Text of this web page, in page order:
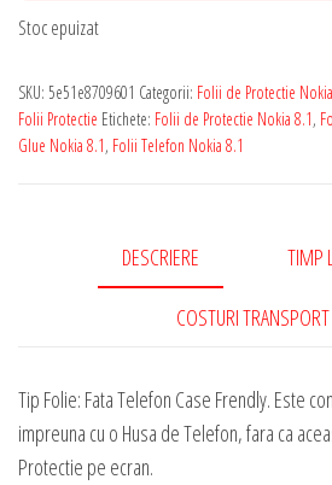
Stoc epuizat
SKU: 5e51e8709601 Categorii: Folii de Protectie Nokia
Folii Protectie Etichete: Folii de Protectie Nokia 8.1,
Glue Nokia 8.1, Folii Telefon Nokia 8.1
DESCRIERE TIMP
COSTURI TRANSPORT
Tip Folie: Fata Telefon Case Frendly. Este
impreuna cu o Husa de Telefon, fara ca
Protectie pe ecran.